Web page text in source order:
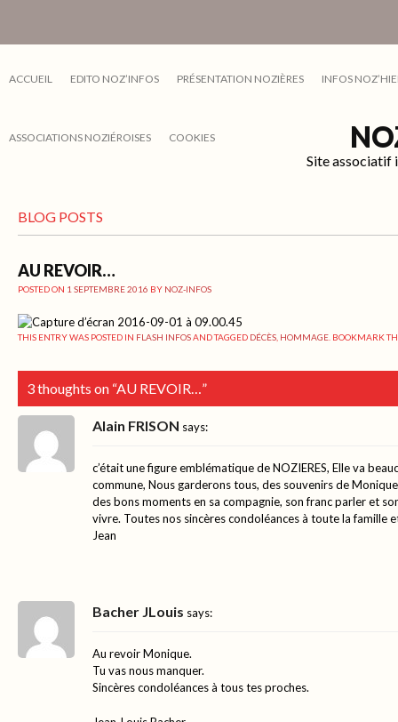
ACCUEIL EDITO NOZ’INFOS PRÉSENTATION NOZIÈRES INFOS
ASSOCIATIONS NOZIÉROISES COOKIES
Site associatif
BLOG POSTS
AU REVOIR…
POSTED ON 1 SEPTEMBRE 2016 BY NOZ-INFOS
THIS ENTRY WAS POSTED IN FLASH INFOSAND TAGGED DÉCÈS HOMMAGE . BOOKMARK
3 thoughts on “AU REVOIR… ”
Alain FRISON says:
c’était une figure emblématique de NOZIERES, Elle va
commune, Nous garderons tous, des souvenirs de
des bons moments en sa compagnie, son franc parler et
vivre. Toutes nos sincères condoléances à toute la famille
Jean
Bacher JLouis says:
Au revoir Monique.
Tu vas nous manquer.
Sincères condoléances à tous tes proches.